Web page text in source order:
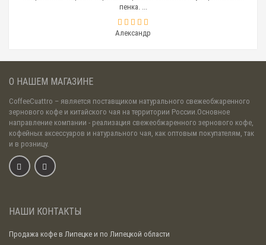
пенка. ...
Александр
О НАШЕМ МАГАЗИНЕ
CoffeeCuattro – является поставщиком натурального свежеобжаренного
зернового кофе и китайского чая на территории России.Основное
направление компании - реализация свежеобжаренного зернового кофе,
кофейных аксессуаров и натурального чая, как оптовым покупателям, так
и в розницу.
НАШИ КОНТАКТЫ
Продажа кофе в Липецке и по Липецкой области